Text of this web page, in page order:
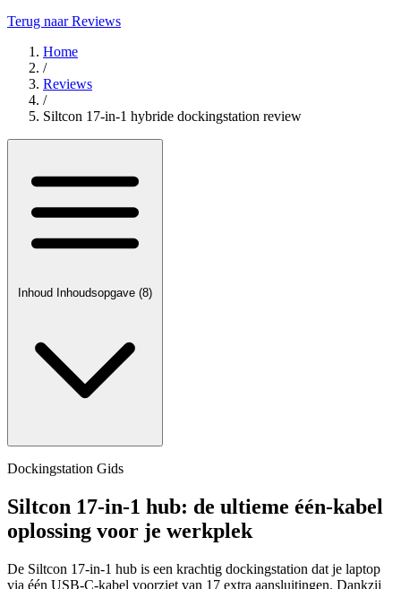
Terug naar Reviews
Home
/
Reviews
/
Siltcon 17-in-1 hybride dockingstation review
Inhoud Inhoudsopgave (8)
Dockingstation Gids
Siltcon 17-in-1 hub: de ultieme één-kabel
oplossing voor je werkplek
De Siltcon 17-in-1 hub is een krachtig dockingstation dat je laptop
via één USB-C-kabel voorziet van 17 extra aansluitingen. Dankzij